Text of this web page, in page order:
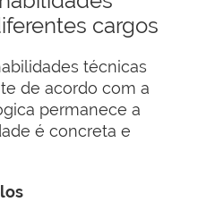
cargos
técnicas
de acordo com a
permanece a
é concreta e